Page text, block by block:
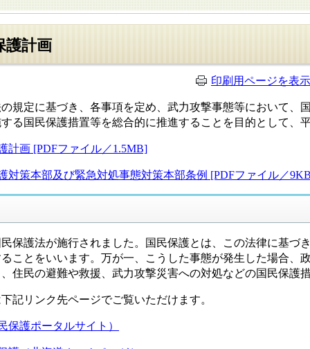
護計画
印刷用ページを表
定に基づき、各事項を定め、武力攻撃事態等において、
る国民保護措置等を総合的に推進することを目的として、
画 [PDFファイル／1.5MB]
策本部及び緊急対処事態対策本部条例 [PDFファイル／
護法が施行されました。国民保護とは、この法律に基づ
ことをいいます。万が一、こうした事態が発生した場合、
住民の避難や救援、武力攻撃災害への対処などの国民保護
記リンク先ページでご覧いただけます。
護ポータルサイト）